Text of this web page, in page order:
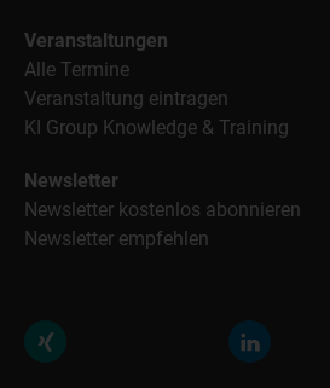
Veranstaltungen
Alle Termine
Veranstaltung eintragen
KI Group Knowledge & Training
Newsletter
Newsletter kostenlos abonnieren
Newsletter empfehlen